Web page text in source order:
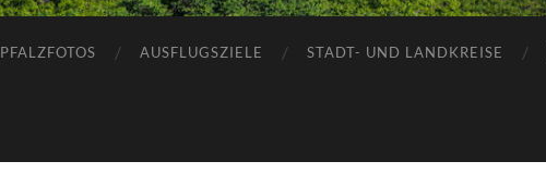
PFALZFOTOS AUSFLUGSZIELE STADT- UND LANDKREISE